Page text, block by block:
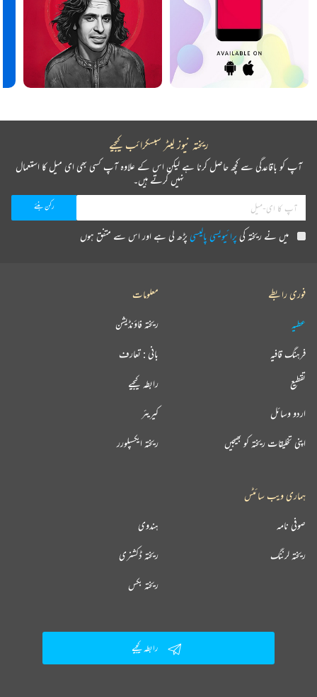
ریختہ نیوز لیٹر سبسکرائب کیجیے
آپ کو باقاعدگی سے کچھ حاصل کرنا ہے لیکن اس کے علاوہ آپ کسی بھی ای میل کا استعمال
نہیں کرتے ہیں۔
میں نے ریختہ کیپرائیویسی پالیسیپڑھ لی ہے اور اس سے متفق ہوں
فوری رابطے
عطیہ
فرہنگ قافیہ
تقطیع
اردو وسائل
اپنی تخلیقات ریختہ کو بھیجیں
معلومات
ریختہ فاؤنڈیشن
بانی : تعارف
رابطہ کیجیے
کیریئر
ریختہ ایکسپلورر
ہماری ویب سائٹس
ہندوی صوفی نامہ
ریختہ ڈکشنری ریختہ لرننگ
ریختہ بکس
رابطہ کیجیے